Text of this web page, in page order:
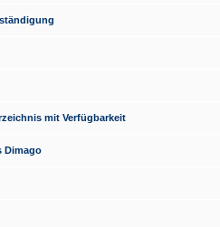
mit Verfügbarkeit
Dimago